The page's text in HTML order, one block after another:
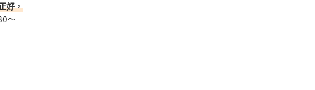
好，
～